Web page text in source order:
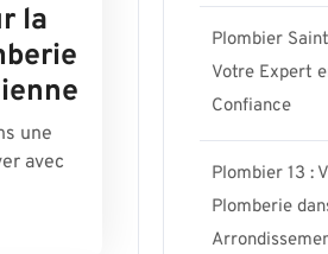
la
une
avec
Plombier
Votre Expert
Confiance
Plombier 13 :
Plomberie